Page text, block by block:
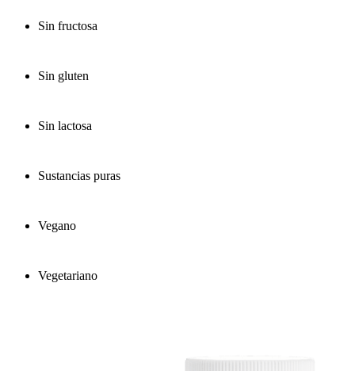
Sin fructosa
Sin gluten
Sin lactosa
Sustancias puras
Vegano
Vegetariano